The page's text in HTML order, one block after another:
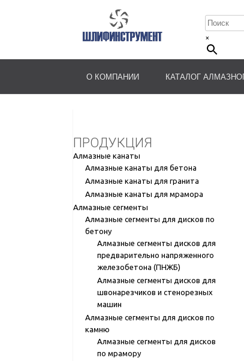
×
О КОМПАНИИ КАТАЛОГ
ПРОДУКЦИЯ
Алмазные канаты
Алмазные канаты для бетона
Алмазные канаты для гранита
Алмазные канаты для мрамора
Алмазные сегменты
Алмазные сегменты для дисков по
бетону
Алмазные сегменты дисков для
предварительно напряженного
железобетона (ПНЖБ)
Алмазные сегменты дисков для
швонарезчиков и стенорезных
машин
Алмазные сегменты для дисков по
камню
Алмазные сегменты для дисков
по мрамору